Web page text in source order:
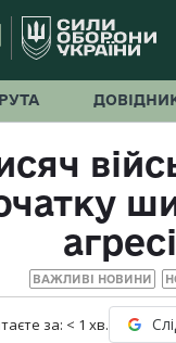
ВАЖЛИВІ НОВИНИ
за: < 1 хв.